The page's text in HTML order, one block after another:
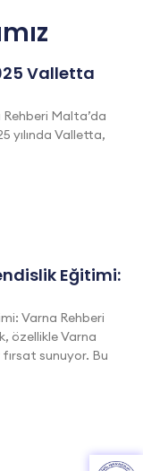
Valletta
Malta’da
yılında Valletta,
Eğitimi:
Varna Rehberi
özellikle Varna
sunuyor. Bu